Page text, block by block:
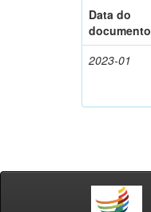
Data do
documento
2023-01